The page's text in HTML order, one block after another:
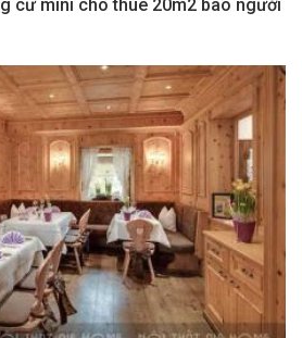
cư mini cho thuê 20m2 bao người